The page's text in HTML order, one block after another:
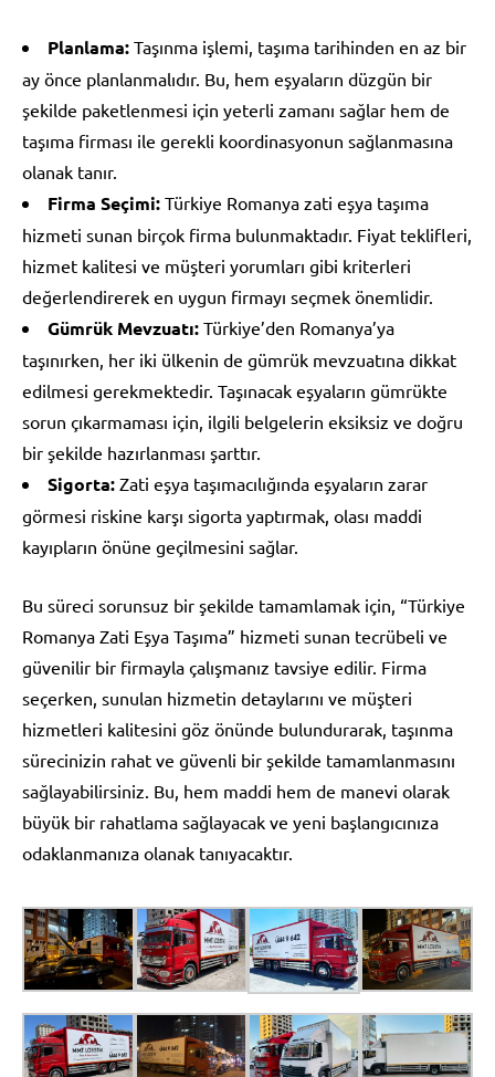
Planlama: Taşınma işlemi, taşıma tarihinden en az bir
ay önce planlanmalıdır. Bu, hem eşyaların düzgün bir
şekilde paketlenmesi için yeterli zamanı sağlar hem de
taşıma firması ile gerekli koordinasyonun sağlanmasına
olanak tanır.
Firma Seçimi: Türkiye Romanya zati eşya taşıma
hizmeti sunan birçok firma bulunmaktadır. Fiyat teklifleri,
hizmet kalitesi ve müşteri yorumları gibi kriterleri
değerlendirerek en uygun firmayı seçmek önemlidir.
Gümrük Mevzuatı: Türkiye’den Romanya’ya
taşınırken, her iki ülkenin de gümrük mevzuatına dikkat
edilmesi gerekmektedir. Taşınacak eşyaların gümrükte
sorun çıkarmaması için, ilgili belgelerin eksiksiz ve doğru
bir şekilde hazırlanması şarttır.
Sigorta: Zati eşya taşımacılığında eşyaların zarar
görmesi riskine karşı sigorta yaptırmak, olası maddi
kayıpların önüne geçilmesini sağlar.
Bu süreci sorunsuz bir şekilde tamamlamak için, “Türkiye
Romanya Zati Eşya Taşıma” hizmeti sunan tecrübeli ve
güvenilir bir firmayla çalışmanız tavsiye edilir. Firma
seçerken, sunulan hizmetin detaylarını ve müşteri
hizmetleri kalitesini göz önünde bulundurarak, taşınma
sürecinizin rahat ve güvenli bir şekilde tamamlanmasını
sağlayabilirsiniz. Bu, hem maddi hem de manevi olarak
büyük bir rahatlama sağlayacak ve yeni başlangıcınıza
odaklanmanıza olanak tanıyacaktır.